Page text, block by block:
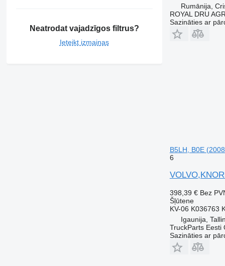
Neatrodat vajadzīgos filtrus?
Ieteikt izmaiņas
Rumānija,
ROYAL DRU
Sazināties ar
B5LH, B0E
6
398,39 € Bez
Šļūtene
KV-06 K036763
Igaunija,
TruckParts Eesti
Sazināties ar